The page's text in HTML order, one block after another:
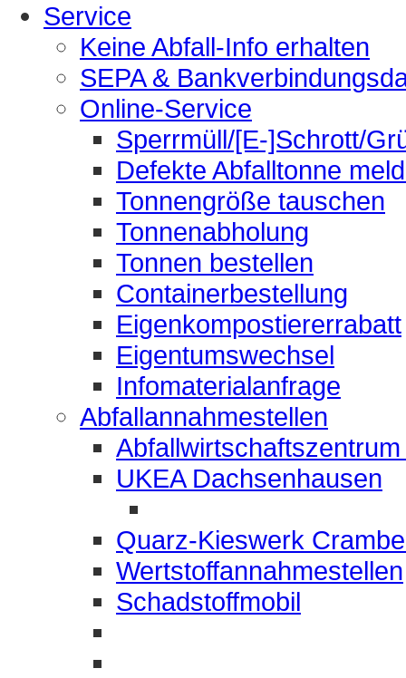
Service
Keine Abfall-Info erhalten
SEPA &
Online-Service
Sperrmüll/[E-]Schrott/
Defekte Abfalltonne
Tonnengröße tauschen
Tonnenabholung
Tonnen bestellen
Containerbestellung
Eigenkompostiererrabatt
Eigentumswechsel
Infomaterialanfrage
Abfallannahmestellen
UKEA Dachsenhausen
Quarz-Kieswerk
Wertstoffannahmestellen
Schadstoffmobil